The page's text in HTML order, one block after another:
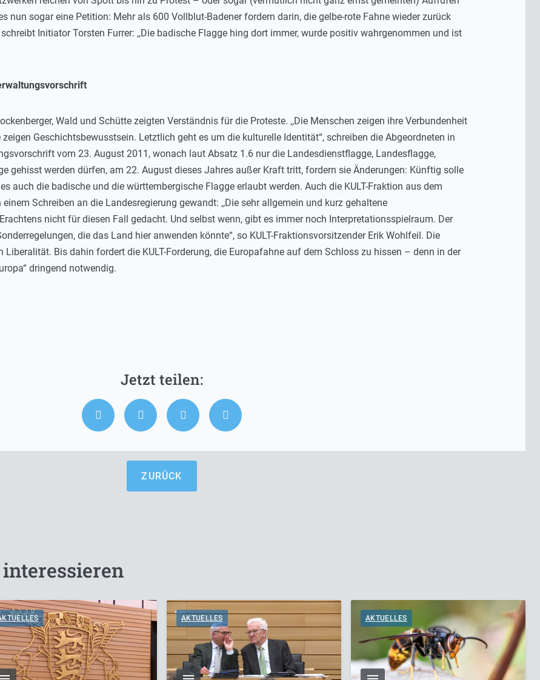
nun sogar eine Petition: Mehr als 600 Vollblut-Badener fordern darin, die gelbe-rote Fahne wieder zurück
Initiator Torsten Furrer: ,,Die badische Flagge hing dort immer, wurde positiv wahrgenommen und ist
Wald und Schütte zeigten Verständnis für die Proteste. ,,Die Menschen zeigen ihre Verbundenheit
Geschichtsbewusstsein. Letztlich geht es um die kulturelle Identität“, schreiben die Abgeordneten in
vom 23. August 2011, wonach laut Absatz 1.6 nur die Landesdienstflagge, Landesflagge,
gehisst werden dürfen, am 22. August dieses Jahres außer Kraft tritt, fordern sie Änderungen: Künftig solle
auch die badische und die württembergische Flagge erlaubt werden. Auch die KULT-Fraktion aus dem
Schreiben an die Landesregierung gewandt: ,,Die sehr allgemein und kurz gehaltene
nicht für diesen Fall gedacht. Und selbst wenn, gibt es immer noch Interpretationsspielraum. Der
die das Land hier anwenden könnte“, so KULT-Fraktionsvorsitzender Erik Wohlfeil. Die
Bis dahin fordert die KULT-Forderung, die Europa­fahne auf dem Schloss zu hissen – denn in der
dringend notwendig.
ZURÜCK
AKTUELLES AKTUELLES